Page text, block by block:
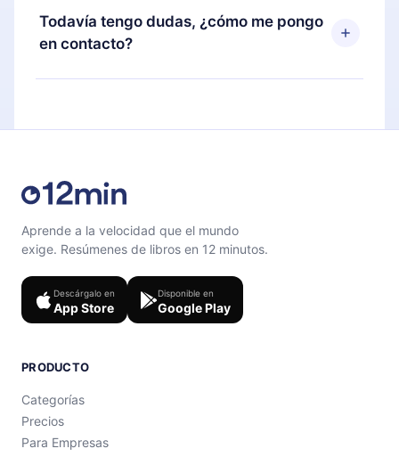
También puedes leer o escuchar tus títulos
favoritos sin conexión y desafiarte con un
puedes cancelar en cualquier momento y el
próximo ciclo de facturación no ocurrirá.
Todavía tengo dudas, ¿cómo me pongo
en contacto?
Siéntete libre de contactarnos en
Aprende a la velocidad que el mundo
exige. Resúmenes de libros en 12 minutos.
Descárgalo en
App Store
Disponible en
Google Play
PRODUCTO
Categorías
Precios
Para Empresas